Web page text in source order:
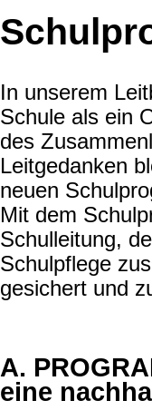
In unserem
Schule als ein
des
Leitgedanken
neuen
Mit dem
Schulleitung,
Schulpflege
gesichert und
A.
eine